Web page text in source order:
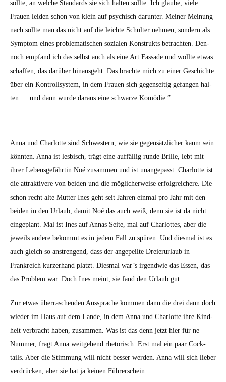
sollte, an welche Stan­dards sie sich hal­ten sollte. Ich glaube, viele
Frauen lei­den schon von klein auf psy­chisch darunter. Mein­er Mei­n­ung
nach sollte man das nicht auf die leichte Schul­ter nehmen, son­dern als
Symp­tom eines prob­lema­tis­chen sozialen Kon­struk­ts betra­cht­en. Den­
noch emp­fand ich das selb­st auch als eine Art Fas­sade und wollte etwas
schaf­fen, das darüber hin­aus­ge­ht. Das brachte mich zu ein­er Geschichte
über ein Kon­troll­sys­tem, in dem Frauen sich gegen­seit­ig gefan­gen hal­
ten … und dann wurde daraus eine schwarze Komödie.”
Anna und Char­lotte sind Schwest­ern, wie sie gegen­sät­zlich­er kaum sein
kön­nten. Anna ist les­bisch, trägt eine auf­fäl­lig runde Brille, lebt mit
ihrer Lebens­ge­fährtin Noé zusam­men und ist unangepasst. Char­lotte ist
die attrak­ti­vere von bei­den und die möglicher­weise erfol­gre­ichere. Die
schon recht alte Mut­ter Ines geht seit Jahren ein­mal pro Jahr mit den
bei­den in den Urlaub, damit Noé das auch weiß, denn sie ist da nicht
einge­plant. Mal ist Ines auf Annas Seite, mal auf Char­lottes, aber die
jew­eils andere bekommt es in jedem Fall zu spüren. Und dies­mal ist es
auch gle­ich so anstren­gend, dass der angepeilte Dreierurlaub in
Frankre­ich kurz­er­hand platzt. Dies­mal war’s irgend­wie das Essen, das
das Prob­lem war. Doch Ines meint, sie fand den Urlaub gut.
Zur etwas über­raschen­den Aussprache kom­men dann die drei dann doch
wieder im Haus auf dem Lande, in dem Anna und Char­lotte ihre Kind­
heit ver­bracht haben, zusam­men. Was ist das denn jet­zt hier für ne
Num­mer, fragt Anna weit­ge­hend rhetorisch. Erst mal ein paar Cock­
tails. Aber die Stim­mung will nicht bess­er wer­den. Anna will sich lieber
ver­drück­en, aber sie hat ja keinen Führerschein.